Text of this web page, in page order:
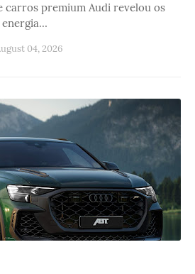
carros premium Audi revelou os
energia…
04, 2026